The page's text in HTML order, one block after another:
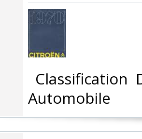
Classification
Automobile‎